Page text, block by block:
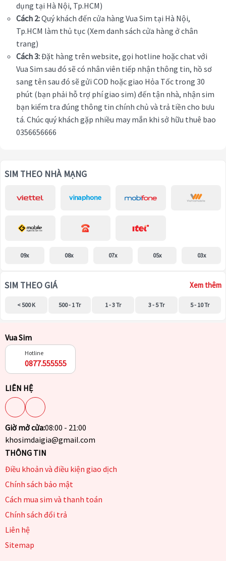
dụng tại Hà Nội, Tp.HCM)
Cách 2:Quý khách đến cửa hàng Vua Sim tại Hà Nội,
Tp.HCM làm thủ tục (Xem danh sách cửa hàng ở chân
trang)
Cách 3:Đặt hàng trên website, gọi hotline hoặc chat với
Vua Sim sau đó sẽ có nhân viên tiếp nhận thông tin, hồ sơ
sang tên sau đó sẽ gửi COD hoặc giao Hỏa Tốc trong 30
phút (bạn phải hỗ trợ phí giao sim) đến tận nhà, nhận sim
bạn kiểm tra đúng thông tin chính chủ và trả tiền cho bưu
tá. Chúc quý khách gặp nhiều may mắn khi sở hữu thuê bao
0356656666
SIM THEO NHÀ MẠNG
09x 08x 07x 05x 03x
SIM THEO GIÁ Xem thêm
< 500 K 500 - 1 Tr 1 - 3 Tr 3 - 5 Tr 5 - 10 Tr
Vua Sim
Hotline
0877.555555
LIÊN HỆ
Giờ mở cửa:08:00 - 21:00
khosimdaigia@gmail.com
THÔNG TIN
Điều khoản và điều kiện giao dịch
Chính sách bảo mật
Cách mua sim và thanh toán
Chính sách đổi trả
Liên hệ
Sitemap